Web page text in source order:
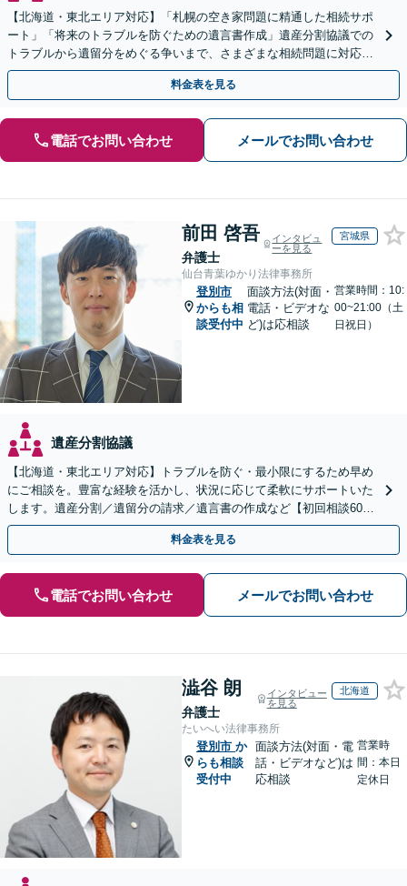
【北海道・東北エリア対応】「札幌の空き家問題に精通した相続サポ
ート」「将来のトラブルを防ぐための遺言書作成」遺産分割協議での
トラブルから遺留分をめぐる争いまで、さまざまな相続問題に対応し
ています「アクセス良好・WEB面談対応で安心の相談」
料金表を見る
電話でお問い合わせ メールでお問い合わせ
前田 啓吾
弁護士
インタビュ
ーを見る
宮城県
仙台青葉ゆかり法律事務所
登別市
からも相
談受付中
面談方法(対面・
電話・ビデオな
ど)は応相談
営業時間：10:
00~21:00（土
日祝日）
遺産分割協議
【北海道・東北エリア対応】トラブルを防ぐ・最小限にするため早め
にご相談を。豊富な経験を活かし、状況に応じて柔軟にサポートいた
します。遺産分割／遺留分の請求／遺言書の作成など【初回相談60分
無料】【オンライン相談可能】
料金表を見る
電話でお問い合わせ メールでお問い合わせ
澁谷 朗
弁護士
インタビュー
を見る
北海道
たいへい法律事務所
登別市 か
らも相談
受付中
面談方法(対面・電
話・ビデオなど)は
応相談
営業時
間：本日
定休日